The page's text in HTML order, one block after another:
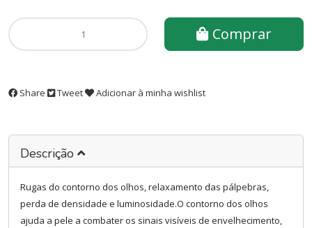
Comprar
Share Tweet Adicionar à minha wishlist
Descrição
Rugas do contorno dos olhos, relaxamento das pálpebras,
perda de densidade e luminosidade.O contorno dos olhos
ajuda a pele a combater os sinais visíveis de envelhecimento,